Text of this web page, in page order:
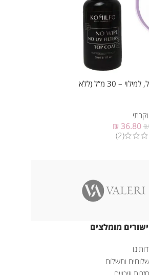
קומילפו טופ ללא נטרול, למילוי – 30 מ”ל (ללא
₪
₪ 36.80
(2)
מומלצים
ותשלום